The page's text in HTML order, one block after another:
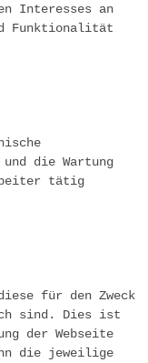
Interesses an
Funktionalität
die Wartung
tätig
für den Zweck
sind. Dies ist
der Webseite
die jeweilige